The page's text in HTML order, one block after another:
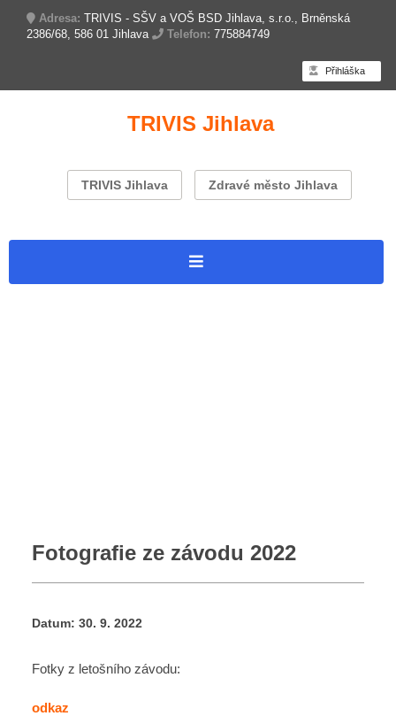
Adresa: TRIVIS - SŠV a VOŠ BSD Jihlava, s.r.o., Brněnská
2386/68, 586 01 Jihlava
Telefon: 775884749
Přihláška
TRIVIS Jihlava
TRIVIS Jihlava Zdravé město Jihlava
Fotografie ze závodu 2022
Datum: 30. 9. 2022
Fotky z letošního závodu:
odkaz